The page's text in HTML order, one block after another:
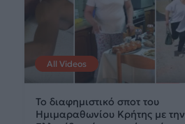
All Videos
Το διαφημιστικό σποτ του
Ημιμαραθωνίου Κρήτης με την